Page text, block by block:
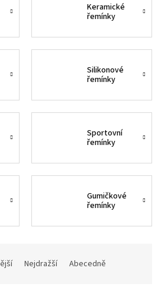
Keramické
řemínky
Silikonové
řemínky
Sportovní
řemínky
Gumičkové
řemínky
Nejdražší Abecedně